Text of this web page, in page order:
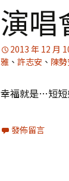
演唱
2013 年 12 月
雅 、 許志安 、 陳
幸福就是…短短
發佈留言